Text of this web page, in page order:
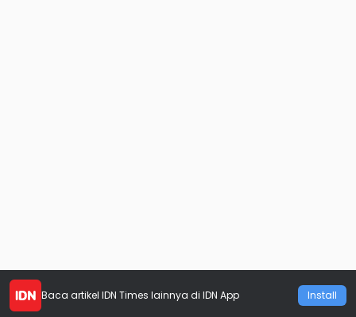
Baca artikel IDN Times lainnya di IDN App Install